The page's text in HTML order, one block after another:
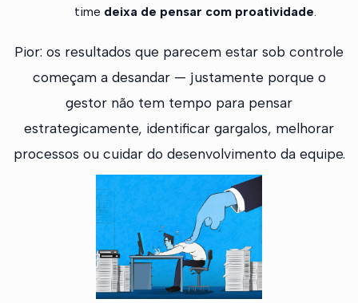
time deixa de pensar com proatividade.
Pior: os resultados que parecem estar sob controle
começam a desandar — justamente porque o
gestor não tem tempo para pensar
estrategicamente, identificar gargalos, melhorar
processos ou cuidar do desenvolvimento da equipe.